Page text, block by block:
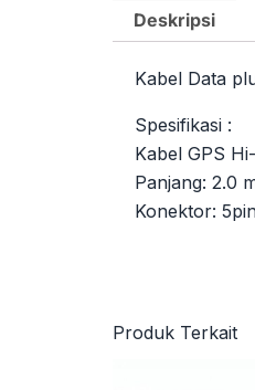
Deskripsi
Kabel Data
Spesifikasi :
Kabel GPS
Panjang: 2.0
Konektor:
Produk Terkait